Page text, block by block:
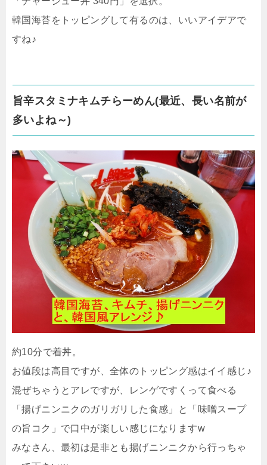
韓国海苔をトッピングして有るのは、いいアイデアで
すね♪
旨辛スタミナキムチらーめん(最近、長い名前が
多いよね～)
約10分で着丼。
お値段は高目ですが、全体のトッピング感はイイ感じ♪
混ぜちゃうとアレですが、レンゲですくって食べる
「揚げニンニクのガリガリした食感」と「味噌スープ
の旨コク」で口中が楽しい感じになりますw
みなさん、最初は是非とも揚げニンニクから行っちゃ